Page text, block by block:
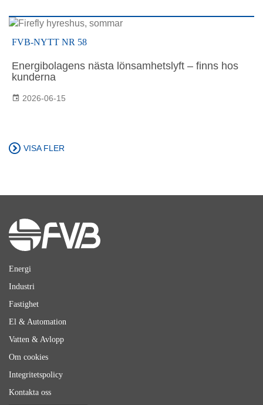
FVB-NYTT NR 58
Energibolagens nästa lönsamhetslyft – finns hos
kunderna
2026-06-15
VISA FLER
Energi
Industri
Fastighet
El & Automation
Vatten & Avlopp
Om cookies
Integritetspolicy
Kontakta oss